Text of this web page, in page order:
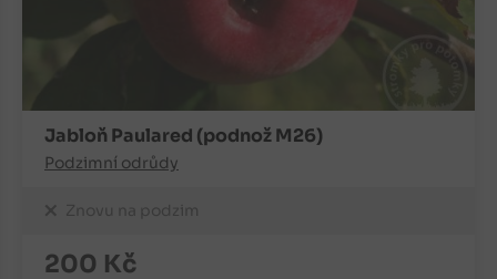
Jabloň Paulared (podnož M26)
Podzimní odrůdy
Znovu na podzim
200 Kč